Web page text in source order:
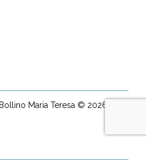
Maria Teresa © 2026. Tutti